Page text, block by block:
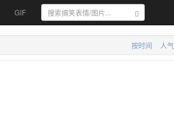
GIF 搜索
按时间 人气